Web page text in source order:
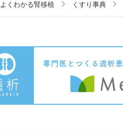
よくわかる腎移植 くすり事典